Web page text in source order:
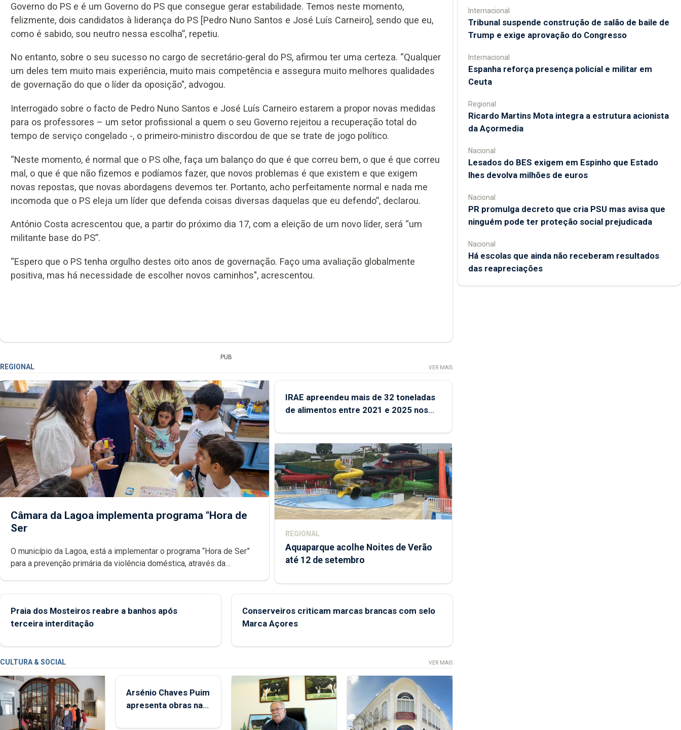
Governo do PS e é um Governo do PS que consegue gerar estabilidade. Temos neste momento,
felizmente, dois candidatos à liderança do PS [Pedro Nuno Santos e José Luís Carneiro], sendo que eu,
como é sabido, sou neutro nessa escolha”, repetiu.
No entanto, sobre o seu sucesso no cargo de secretário-geral do PS, afirmou ter uma certeza. “Qualquer
um deles tem muito mais experiência, muito mais competência e assegura muito melhores qualidades
de governação do que o líder da oposição", advogou.
Interrogado sobre o facto de Pedro Nuno Santos e José Luís Carneiro estarem a propor novas medidas
para os professores – um setor profissional a quem o seu Governo rejeitou a recuperação total do
tempo de serviço congelado -, o primeiro-ministro discordou de que se trate de jogo político.
“Neste momento, é normal que o PS olhe, faça um balanço do que é que correu bem, o que é que correu
mal, o que é que não fizemos e podíamos fazer, que novos problemas é que existem e que exigem
novas repostas, que novas abordagens devemos ter. Portanto, acho perfeitamente normal e nada me
incomoda que o PS eleja um líder que defenda coisas diversas daquelas que eu defendo”, declarou.
António Costa acrescentou que, a partir do próximo dia 17, com a eleição de um novo líder, será “um
militante base do PS”.
“Espero que o PS tenha orgulho destes oito anos de governação. Faço uma avaliação globalmente
positiva, mas há necessidade de escolher novos caminhos", acrescentou.
PUB
REGIONAL VER MAIS
Câmara da Lagoa implementa programa "Hora de
Ser
O município da Lagoa, está a implementar o programa “Hora de Ser”
para a prevenção primária da violência doméstica, através da
IRAE apreendeu mais de 32 toneladas
de alimentos entre 2021 e 2025 nos
REGIONAL
Aquaparque acolhe Noites de Verão
até 12 de setembro
Praia dos Mosteiros reabre a banhos após
terceira interditação
Conserveiros criticam marcas brancas com selo
Marca Açores
CULTURA & SOCIAL VER MAIS
Arsénio Chaves Puim
apresenta obras na
Internacional
Tribunal suspende construção de salão de baile de
Trump e exige aprovação do Congresso
Internacional
Espanha reforça presença policial e militar em
Ceuta
Regional
Ricardo Martins Mota integra a estrutura acionista
da Açormedia
Nacional
Lesados do BES exigem em Espinho que Estado
lhes devolva milhões de euros
Nacional
PR promulga decreto que cria PSU mas avisa que
ninguém pode ter proteção social prejudicada
Nacional
Há escolas que ainda não receberam resultados
das reapreciações